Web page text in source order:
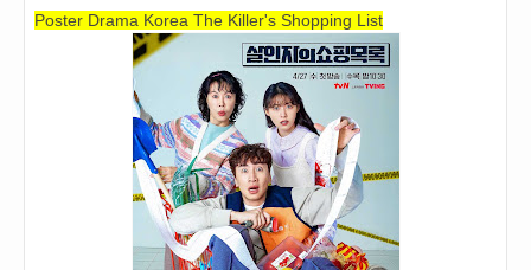
Poster Drama Korea The Killer's Shopping List